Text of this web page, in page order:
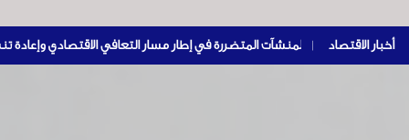
أخبار الاقتصاد |